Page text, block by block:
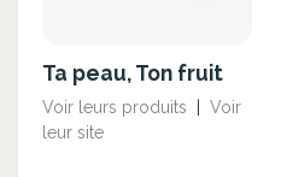
Ta peau, Ton fruit
Voir leurs produits
Voir
leur site